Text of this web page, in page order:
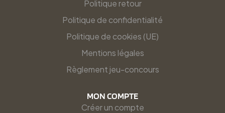
Politique retour
Politique de confidentialité
Politique de cookies (UE)
Mentions légales
Règlement jeu-concours
MON COMPTE
Créer un compte